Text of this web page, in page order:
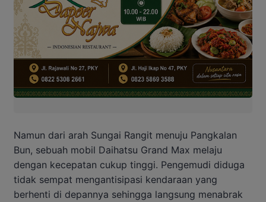
Namun dari arah Sungai Rangit menuju Pangkalan
Bun, sebuah mobil Daihatsu Grand Max melaju
dengan kecepatan cukup tinggi. Pengemudi diduga
tidak sempat mengantisipasi kendaraan yang
berhenti di depannya sehingga langsung menabrak